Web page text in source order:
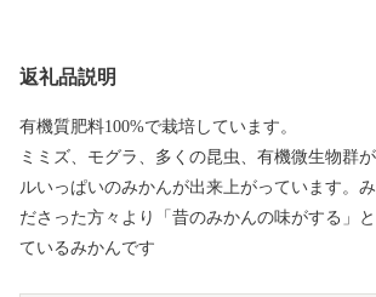
返礼品説明
有機質肥料100%で栽培しています。
ミミズ、モグラ、多くの昆虫、有機微生物群
ルいっぱいのみかんが出来上がっています。
ださった方々より「昔のみかんの味がする」
ているみかんです